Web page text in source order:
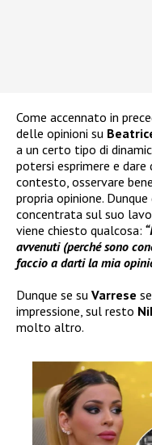
Come accennato in
delle opinioni su
a un certo tipo di
potersi esprimere e
contesto, osservare
propria opinione.
concentrata sul suo
viene chiesto qualcosa:
avvenuti (perché sono
faccio a darti la mia
Dunque se su Varrese
impressione, sul resto
molto altro.